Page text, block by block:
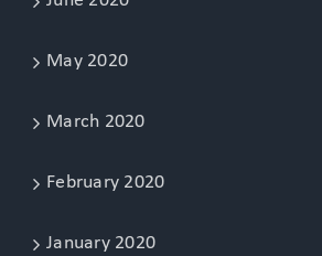
May 2020
March 2020
February 2020
January 2020